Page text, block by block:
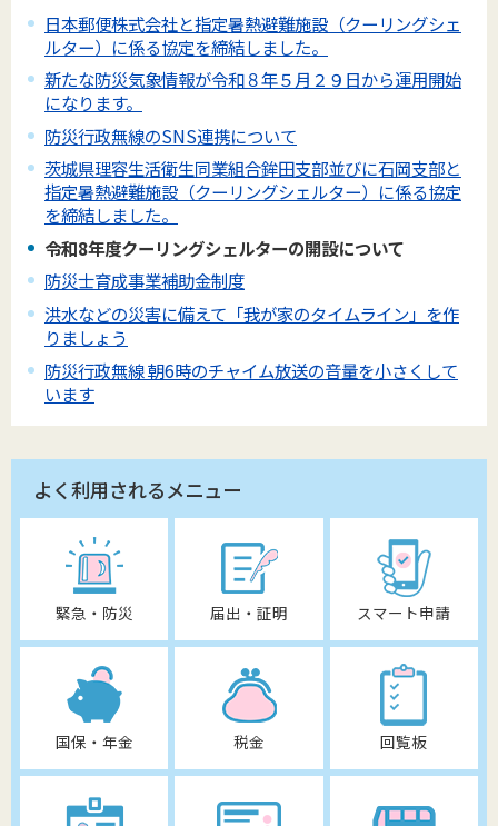
日本郵便株式会社と指定暑熱避難施設（クーリングシェ
ルター）に係る協定を締結しました。
新たな防災気象情報が令和８年５月２９日から運用開始
になります。
防災行政無線のSNS連携について
茨城県理容生活衛生同業組合鉾田支部並びに石岡支部と
指定暑熱避難施設（クーリングシェルター）に係る協定
を締結しました。
令和8年度クーリングシェルターの開設について
防災士育成事業補助金制度
洪水などの災害に備えて「我が家のタイムライン」を作
りましょう
防災行政無線 朝6時のチャイム放送の音量を小さくして
います
よく利用されるメニュー
緊急・防災 届出・証明 スマート申請
国保・年金 税金 回覧板